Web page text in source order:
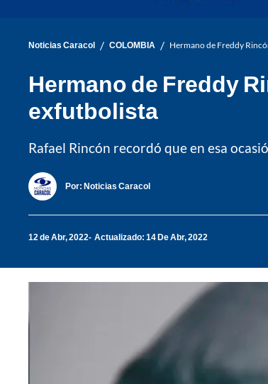
Noticias Caracol / COLOMBIA / Hermano de Freddy
Hermano de Freddy
exfutbolista
Rafael Rincón recordó que en esa
Por: Noticias Caracol
12 de Abr, 2022 Actualizado: 14 De Abr, 2022